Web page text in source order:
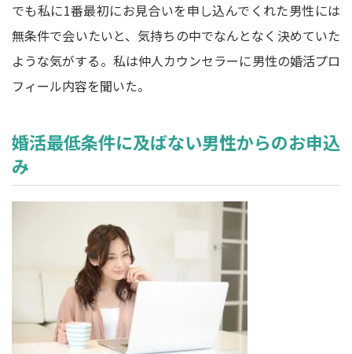
でも私に1番最初にお見合いを申し込んでくれた男性には
無条件で会いたいと、気持ちの中でなんとなく決めていた
ような気がする。私は仲人カウンセラーに男性の婚活プロ
フィール内容を聞いた。
婚活最低条件に及ばない男性からのお申込
み